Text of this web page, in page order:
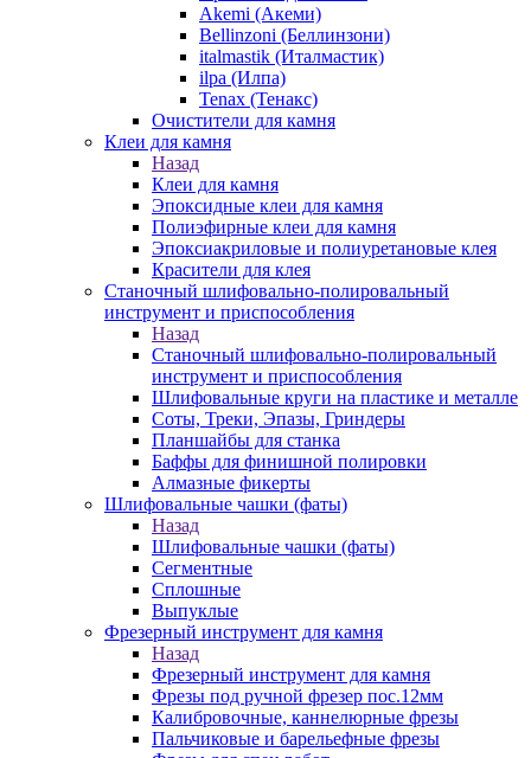
Akemi (Акеми)
Bellinzoni (Беллинзони)
italmastik (Италмастик)
ilpa (Илпа)
Tenax (Тенакс)
Очистители для камня
Клеи для камня
Назад
Клеи для камня
Эпоксидные клеи для камня
Полиэфирные клеи для камня
Эпоксиакриловые и полиуретановые клея
Красители для клея
Станочный шлифовально-полировальный
инструмент и приспособления
Назад
Станочный шлифовально-полировальный
инструмент и приспособления
Шлифовальные круги на пластике и металле
Соты, Треки, Эпазы, Гриндеры
Планшайбы для станка
Баффы для финишной полировки
Алмазные фикерты
Шлифовальные чашки (фаты)
Назад
Шлифовальные чашки (фаты)
Сегментные
Сплошные
Выпуклые
Фрезерный инструмент для камня
Назад
Фрезерный инструмент для камня
Фрезы под ручной фрезер пос.12мм
Калибровочные, каннелюрные фрезы
Пальчиковые и барельефные фрезы